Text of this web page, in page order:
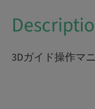
3Dガイド操作マ